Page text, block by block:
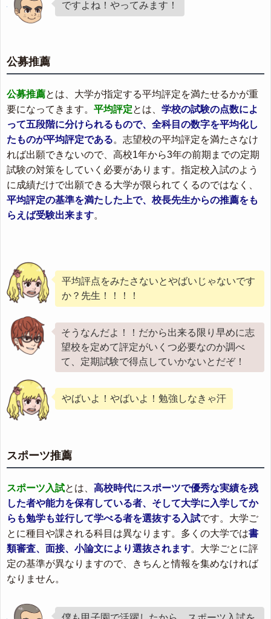
ですよね！やってみます！
公募推薦
公募推薦とは、大学が指定する平均評定を満たせるかが重
要になってきます。 平均評定とは、 学校の試験の点数によ
って五段階に分けられるもので、全科目の数字を平均化し
たものが平均評定である。志望校の平均評定を満たさなけ
れば出願できないので、高校1年から3年の前期までの定期
試験の対策をしていく必要があります。指定校入試のよう
に成績だけで出願できる大学が限られてくるのではなく、
平均評定の基準を満たした上で、校長先生からの推薦をも
らえば受験出来ます。
平均評点をみたさないとやばいじゃないです
か？先生！！！！
そうなんだよ！！だから出来る限り早めに志
望校を定めて評定がいくつ必要なのか調べ
て、定期試験で得点していかないとだぞ！
やばいよ！やばいよ！勉強しなきゃ汗
スポーツ推薦
スポーツ入試とは、 高校時代にスポーツで優秀な実績を残
した者や能力を保有している者、そして大学に入学してか
らも勉学も並行して学べる者を選抜する入試です。大学ご
とに種目や課される科目は異なります。多くの大学では書
類審査、面接、小論文により選抜されます。大学ごとに評
定の基準が異なりますので、きちんと情報を集めなければ
なりません。